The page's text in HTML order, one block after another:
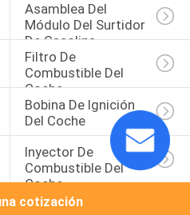
Asamblea Del
Módulo Del Surtidor
De Gasolina
Filtro De
Combustible Del
Coche
Bobina De Ignición
Del Coche
Inyector De
Combustible Del
Coche
cotización